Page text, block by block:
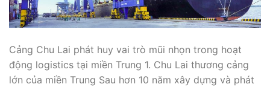
Cảng Chu Lai phát huy vai trò mũi nhọn trong hoạt
động logistics tại miền Trung 1. Chu Lai thương cảng
lớn của miền Trung Sau hơn 10 năm xây dựng và phát